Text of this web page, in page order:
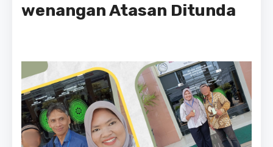
wenangan Atasan Ditunda